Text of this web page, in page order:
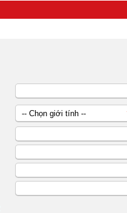
-- Chọn giới tính --